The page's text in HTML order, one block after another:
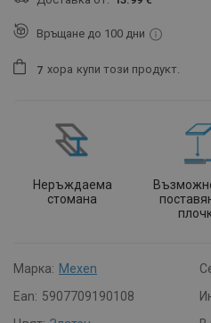
Връщане до 100 дни
7 хора купи този продукт.
Неръждаема
стомана
Марка: Mexen
Ean: 5907709190108